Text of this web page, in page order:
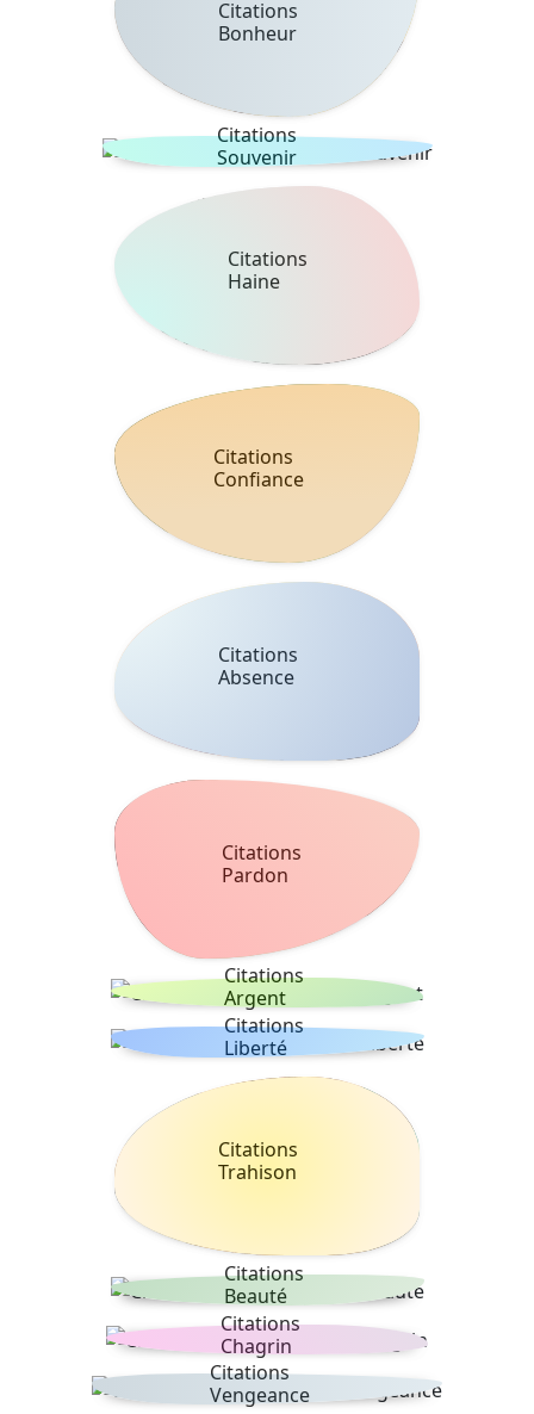
Citations
Bonheur
Citations
Souvenir
Citations
Haine
Citations
Confiance
Citations
Absence
Citations
Pardon
Citations
Argent
Citations
Liberté
Citations
Trahison
Citations
Beauté
Citations
Chagrin
Citations
Vengeance